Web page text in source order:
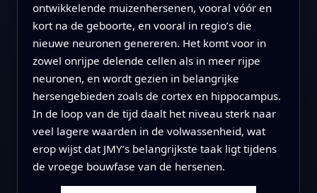
ontwikkelende muizenhersenen, vooral vóór en
kort na de geboorte, en vooral in regio’s die
nieuwe neuronen genereren. Het komt voor in
zowel onrijpe delende cellen als in meer rijpe
neuronen, en wordt gezien in belangrijke
hersengebieden zoals de cortex en hippocampus.
In de loop van de tijd daalt het niveau sterk naar
veel lagere waarden in de volwassenheid, wat
erop wijst dat JMY’s belangrijkste taak ligt tijdens
de vroege bouwfase van de hersenen.